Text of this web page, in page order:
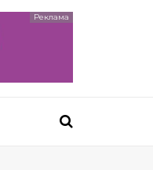
Реклама